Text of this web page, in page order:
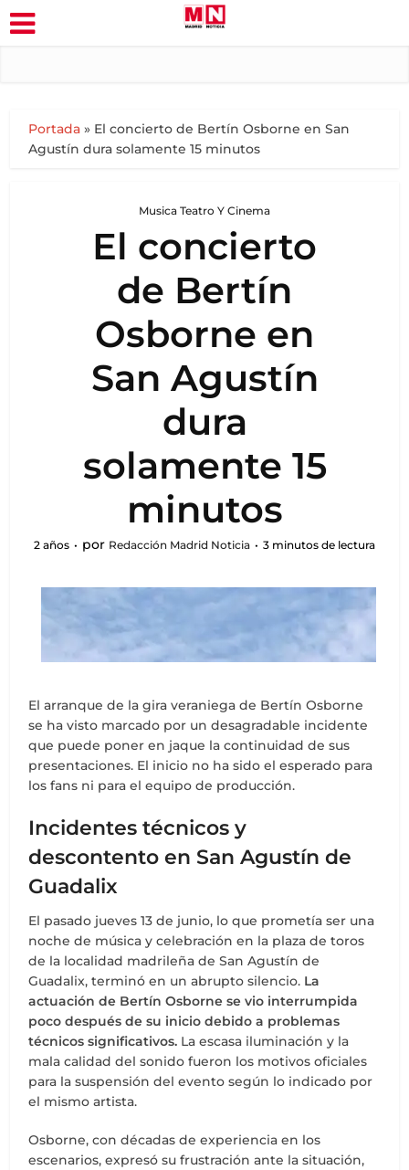
Portada » El concierto de Bertín Osborne en San
Agustín dura solamente 15 minutos
Musica Teatro Y Cinema
El concierto
de Bertín
Osborne en
San Agustín
dura
solamente 15
minutos
2 años por Redacción Madrid Noticia 3 minutos de lectura
El arranque de la gira veraniega de Bertín Osborne
se ha visto marcado por un desagradable incidente
que puede poner en jaque la continuidad de sus
presentaciones. El inicio no ha sido el esperado para
los fans ni para el equipo de producción.
Incidentes técnicos y
descontento en San Agustín de
Guadalix
El pasado jueves 13 de junio, lo que prometía ser una
noche de música y celebración en la plaza de toros
de la localidad madrileña de San Agustín de
Guadalix, terminó en un abrupto silencio. La
actuación de Bertín Osborne se vio interrumpida
poco después de su inicio debido a problemas
técnicos significativos. La escasa iluminación y la
mala calidad del sonido fueron los motivos oficiales
para la suspensión del evento según lo indicado por
el mismo artista.
Osborne, con décadas de experiencia en los
escenarios, expresó su frustración ante la situación,